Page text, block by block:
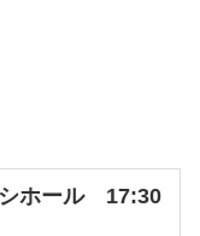
シホール 17:30